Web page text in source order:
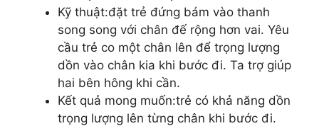
Kỹ thuật:đặt trẻ đứng bám vào thanh
song song với chân đế rộng hơn vai. Yêu
cầu trẻ co một chân lên để trọng lượng
dồn vào chân kia khi bước đi. Ta trợ giúp
hai bên hông khi cần.
Kết quả mong muốn:trẻ có khả năng dồn
trọng lượng lên từng chân khi bước đi.